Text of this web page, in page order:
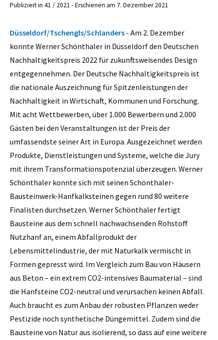
Publiziert in 41 / 2021 - Erschienen am 7. Dezember 2021
Düsseldorf/Tschengls/Schlanders - Am 2. Dezember
konnte Werner Schönthaler in Düsseldorf den Deutschen
Nachhaltigkeitspreis 2022 für zukunftsweisendes Design
entgegennehmen. Der Deutsche Nachhaltigkeitspreis ist
die nationale Auszeichnung für Spitzenleistungen der
Nachhaltigkeit in Wirtschaft, Kommunen und Forschung.
Mit acht Wettbewerben, über 1.000 Bewerbern und 2.000
Gästen bei den Veranstaltungen ist der Preis der
umfassendste seiner Art in Europa. Ausgezeichnet werden
Produkte, Dienstleistungen und Systeme, welche die Jury
mit ihrem Transformationspotenzial überzeugen. Werner
Schönthaler konnte sich mit seinen Schönthaler-
Bausteinwerk-Hanfkalksteinen gegen rund 80 weitere
Finalisten durchsetzen. Werner Schönthaler fertigt
Bausteine aus dem schnell nachwachsenden Rohstoff
Nutzhanf an, einem Abfallprodukt der
Lebensmittelindustrie, der mit Naturkalk vermischt in
Formen gepresst wird. Im Vergleich zum Bau von Häusern
aus Beton – ein extrem CO2-intensives Baumaterial – sind
die Hanfsteine CO2-neutral und verursachen keinen Abfall.
Auch braucht es zum Anbau der robusten Pflanzen weder
Pestizide noch synthetische Düngemittel. Zudem sind die
Bausteine von Natur aus isolierend, so dass auf eine weitere